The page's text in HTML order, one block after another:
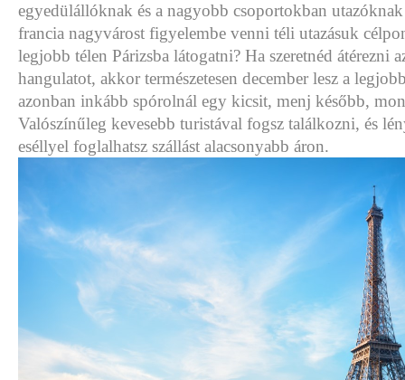
egyedülállóknak és a nagyobb csoportokban utazóknak
francia nagyvárost figyelembe venni téli utazásuk
legjobb télen Párizsba látogatni? Ha szeretnéd átérezni
hangulatot, akkor természetesen december lesz a
azonban inkább spórolnál egy kicsit, menj később,
Valószínűleg kevesebb turistával fogsz találkozni, és
eséllyel foglalhatsz szállást alacsonyabb áron.